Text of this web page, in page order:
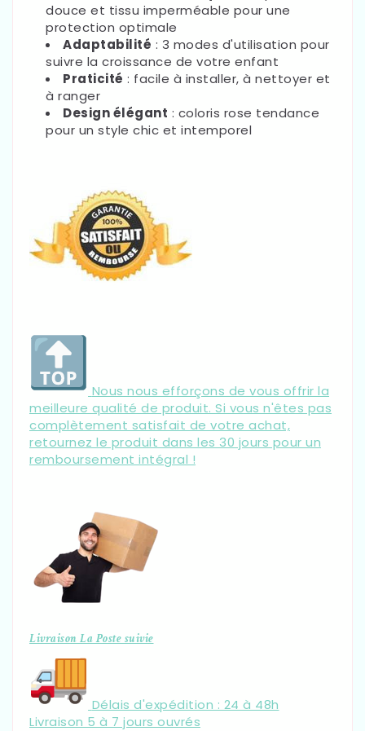
douce et tissu imperméable pour une
protection optimale
Adaptabilité : 3 modes d'utilisation pour
suivre la croissance de votre enfant
Praticité : facile à installer, à nettoyer et
à ranger
Design élégant : coloris rose tendance
pour un style chic et intemporel
Nous nous efforçons de vous offrir la
meilleure qualité de produit. Si vous n'êtes pas
complètement satisfait de votre achat,
retournez le produit dans les 30 jours pour un
remboursement intégral !
Livraison La Poste suivie
Délais d'expédition : 24 à 48h
Livraison 5 à 7 jours ouvrés